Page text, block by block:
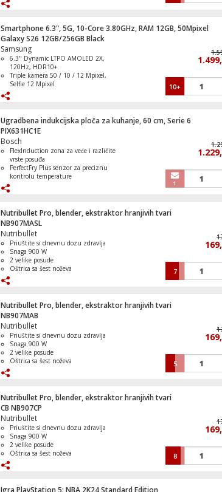
brzo punjenje 25 W
IP68 vodootporan ( 1.5 met. do 30
min. )
Operativni sistem Android 16, One UI
8.5
Smartphone 6.3", 5G, 10-Core 3.80GHz, RAM 12GB, 50Mpixel
Galaxy S26 12GB/256GB Black
Samsung
6.3" Dynamic LTPO AMOLED 2X,
120Hz, HDR10+
Triple kamera 50 / 10 / 12 Mpixel,
Selfie 12 Mpixel
brzo punjenje 25 W
IP68 vodootporan ( 1.5 met. do 30
min. )
Operativni sistem Android 16, One UI
8.5
10+
Ugradbena indukcijska ploča za kuhanje, 60 cm, Serie 6
PIX631HC1E
Bosch
FlexInduction zona za veće i različite
vrste posuđa
PerfectFry Plus senzor za preciznu
kontrolu temperature
17 nivoa snage
Home Connect i Smart Hood
Automatic povezivanje s napom
PowerBoost funkcija za izuzetno brzo
zagrijavanje
1
Nutribullet Pro, blender, ekstraktor hranjivih tvari
NB907MASL
Nutribullet
Priuštite si dnevnu dozu zdravlja
Snaga 900 W
2 velike posude
Oštrica sa šest noževa
7
Nutribullet Pro, blender, ekstraktor hranjivih tvari
NB907MAB
Nutribullet
Priuštite si dnevnu dozu zdravlja
Snaga 900 W
2 velike posude
Oštrica sa šest noževa
5
Nutribullet Pro, blender, ekstraktor hranjivih tvari
CB NB907CP
Nutribullet
Priuštite si dnevnu dozu zdravlja
Snaga 900 W
2 velike posude
Oštrica sa šest noževa
8
Igra PlayStation 5: NBA 2K24 Standard Edition